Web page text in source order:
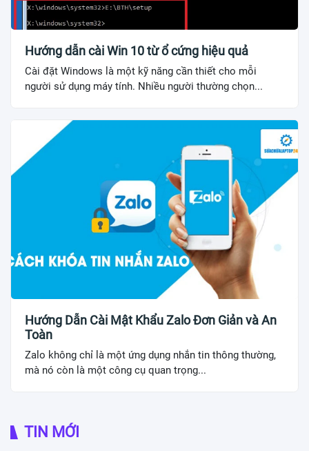
Hướng dẫn cài Win 10 từ ổ cứng hiệu quả
Cài đặt Windows là một kỹ năng cần thiết cho mỗi
người sử dụng máy tính. Nhiều người thường chọn...
Hướng Dẫn Cài Mật Khẩu Zalo Đơn Giản và An
Toàn
Zalo không chỉ là một ứng dụng nhắn tin thông thường,
mà nó còn là một công cụ quan trọng...
TIN MỚI